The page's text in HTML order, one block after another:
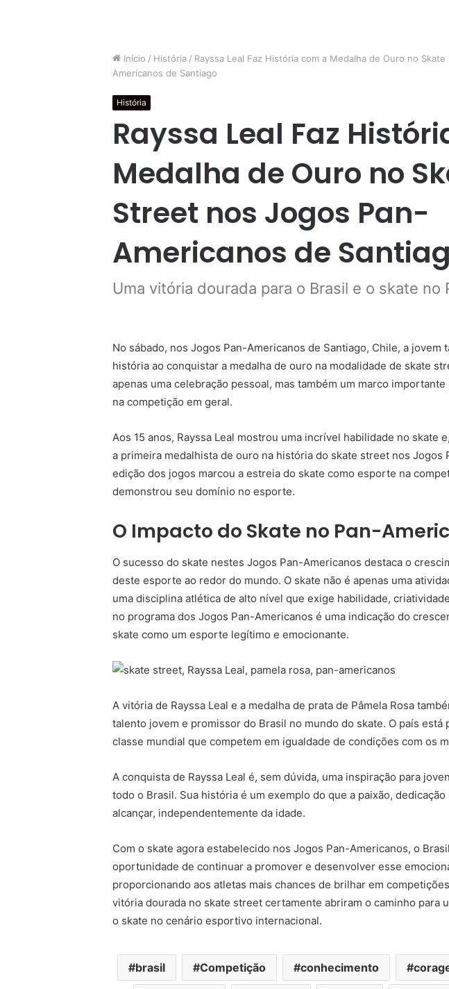
Início / História / Rayssa Leal Faz História com a Medalha de Ouro no
Americanos de Santiago
História
Rayssa Leal Faz
Medalha de Ouro no
Street nos Jogos Pan-
Americanos de
Uma vitória dourada para o Brasil e o skate no
No sábado, nos Jogos Pan-Americanos de Santiago, Chile, a jovem
história ao conquistar a medalha de ouro na modalidade de skate
apenas uma celebração pessoal, mas também um marco
na competição em geral.
Aos 15 anos, Rayssa Leal mostrou uma incrível habilidade no skate
a primeira medalhista de ouro na história do skate street nos Jogos
edição dos jogos marcou a estreia do skate como esporte na
demonstrou seu domínio no esporte.
O Impacto do Skate no Pan-
O sucesso do skate nestes Jogos Pan-Americanos destaca o
deste esporte ao redor do mundo. O skate não é apenas uma
uma disciplina atlética de alto nível que exige habilidade,
no programa dos Jogos Pan-Americanos é uma indicação do
skate como um esporte legítimo e emocionante.
A vitória de Rayssa Leal e a medalha de prata de Pâmela Rosa
talento jovem e promissor do Brasil no mundo do skate. O país está
classe mundial que competem em igualdade de condições com os
A conquista de Rayssa Leal é, sem dúvida, uma inspiração para
todo o Brasil. Sua história é um exemplo do que a paixão,
alcançar, independentemente da idade.
Com o skate agora estabelecido nos Jogos Pan-Americanos, o
oportunidade de continuar a promover e desenvolver esse
proporcionando aos atletas mais chances de brilhar em
vitória dourada no skate street certamente abriram o caminho para
o skate no cenário esportivo internacional.
brasil Competição conhecimento